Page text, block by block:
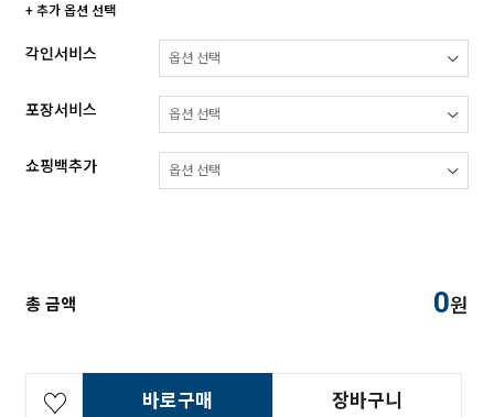
+ 추가 옵션 선택
각인서비스
포장서비스
쇼핑백추가
총 금액 0원
바로구매 장바구니